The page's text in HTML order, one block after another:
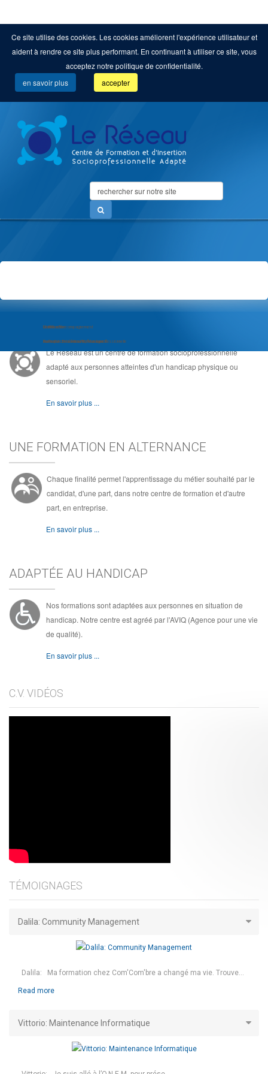
Ce site utilise des cookies. Les cookies améliorent l'expérience utilisateur et
aident à rendre ce site plus performant. En continuant à utiliser ce site, vous
acceptez notre politique de confidentialité.
en savoir plus
accepter
Search
...
Module d'Accompagnement
au Projet d'Insertion Professionnelle
Com'Com'bre
Formation de Community Manager
Le Réseau
Au coeur de la formation socioprofessionnelle
Le Réseau est un centre de formation socioprofessionnelle
adapté aux personnes atteintes d'un handicap physique ou
sensoriel.
En savoir plus ...
UNE FORMATION EN ALTERNANCE
Chaque finalité permet l'apprentissage du métier souhaité par le
candidat, d'une part, dans notre centre de formation et d'autre
part, en entreprise.
En savoir plus ...
ADAPTÉE AU HANDICAP
Nos formations sont adaptées aux personnes en situation de
handicap. Notre centre est agréé par l'AVIQ (Agence pour une vie
de qualité).
En savoir plus ...
C.V. VIDÉOS
TÉMOIGNAGES
Dalila: Community Management
Dalila: Ma formation chez Com'Com'bre a changé ma vie. Trouve...
Read more
Vittorio: Maintenance Informatique